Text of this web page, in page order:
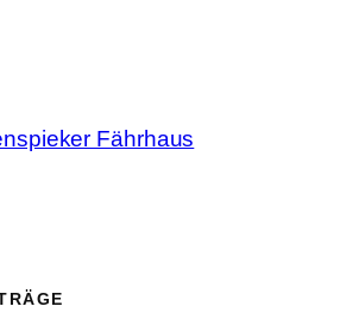
Fährhaus